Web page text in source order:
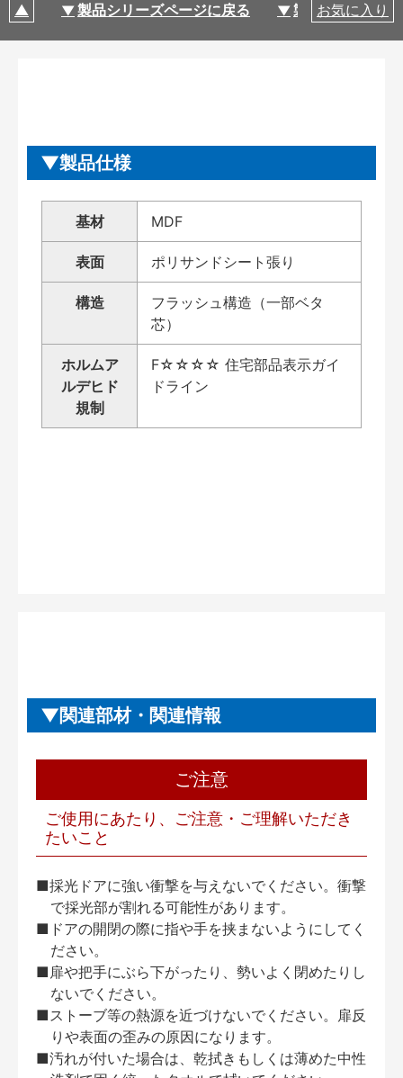
製品シリーズページに戻る 製品仕様
お気に入り
製品仕様
基材 MDF
表面 ポリサンドシート張り
構造
フラッシュ構造（一部ベタ
芯）
ホルムア
ルデヒド
規制
F☆☆☆☆ 住宅部品表示ガイ
ドライン
関連部材・関連情報
ご注意
ご使用にあたり、ご注意・ご理解いただき
たいこと
■採光ドアに強い衝撃を与えないでください。衝撃
で採光部が割れる可能性があります。
■ドアの開閉の際に指や手を挟まないようにしてく
ださい。
■扉や把手にぶら下がったり、勢いよく閉めたりし
ないでください。
■ストーブ等の熱源を近づけないでください。扉反
りや表面の歪みの原因になります。
■汚れが付いた場合は、乾拭きもしくは薄めた中性